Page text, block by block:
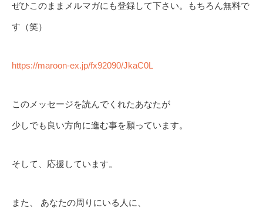
ぜひこのままメルマガにも登録して下さい。もちろん無料で
す（笑）
https://maroon-ex.jp/fx92090/JkaC0L
このメッセージを読んでくれたあなたが
少しでも良い方向に進む事を願っています。
そして、応援しています。
また、 あなたの周りにいる人に、